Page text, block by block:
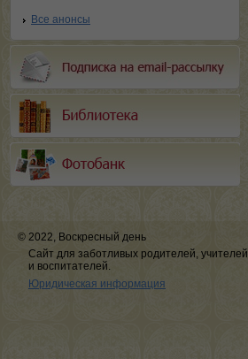
Все анонсы
© 2022, Воскресный день
Сайт для заботливых родителей, учителей
и воспитателей.
Юридическая информация